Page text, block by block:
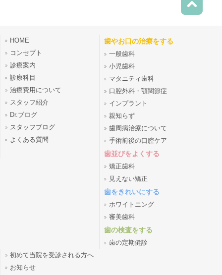
HOME
コンセプト
診療案内
診療科目
治療費用について
スタッフ紹介
Dr.ブログ
スタッフブログ
よくある質問
歯やお口の治療をする
一般歯科
小児歯科
マタニティ歯科
口腔外科・顎関節症
インプラント
親知らず
歯周病治療について
手術前後の口腔ケア
歯並びをよくする
矯正歯科
見えない矯正
歯をきれいにする
ホワイトニング
審美歯科
歯の検査をする
歯の定期健診
初めて当院を受診される方へ
お知らせ